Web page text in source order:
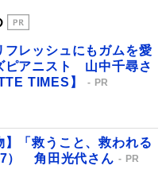
フレッシュにもガムを愛
ピアニスト 山中千尋さ
TIMES】
PR
】「救うこと、救われる
） 角田光代さん
PR